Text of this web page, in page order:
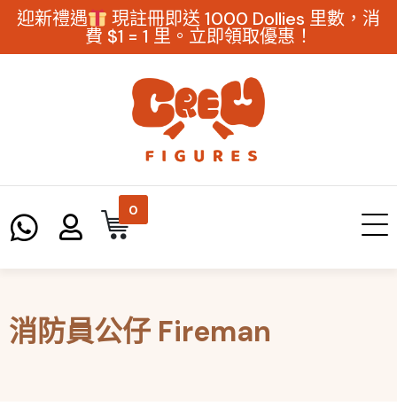
迎新禮遇 現註冊即送 1000 Dollies 里數，消
費 $1 = 1 里。立即領取優惠！
0
分類:
消防員公仔 Fireman